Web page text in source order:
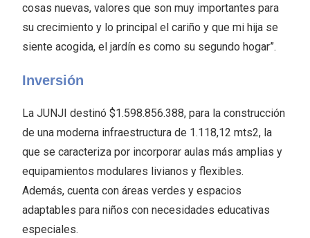
cosas nuevas, valores que son muy importantes para
su crecimiento y lo principal el cariño y que mi hija se
siente acogida, el jardín es como su segundo hogar”.
Inversión
La JUNJI destinó $1.598.856.388, para la construcción
de una moderna infraestructura de 1.118,12 mts2, la
que se caracteriza por incorporar aulas más amplias y
equipamientos modulares livianos y flexibles.
Además, cuenta con áreas verdes y espacios
adaptables para niños con necesidades educativas
especiales.